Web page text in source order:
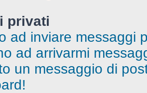
privati
ad inviare messaggi
ad arrivarmi
un messaggio di